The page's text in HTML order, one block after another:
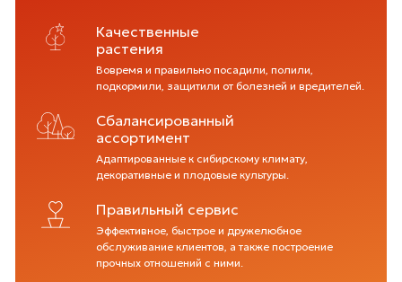
Качественные
растения
Вовремя и правильно посадили, полили,
подкормили, защитили от болезней и вредителей.
Сбалансированный
ассортимент
Адаптированные к сибирскому климату,
декоративные и плодовые культуры.
Правильный сервис
Эффективное, быстрое и дружелюбное
обслуживание клиентов, а также построение
прочных отношений с ними.